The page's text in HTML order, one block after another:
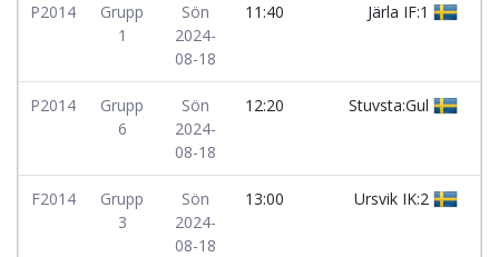
P2014
Grupp
1
Sön
2024-
08-18
11:40 Järla IF:1
P2014
Grupp
6
Sön
2024-
08-18
12:20 Stuvsta:Gul
F2014
Grupp
3
Sön
2024-
08-18
13:00 Ursvik IK:2